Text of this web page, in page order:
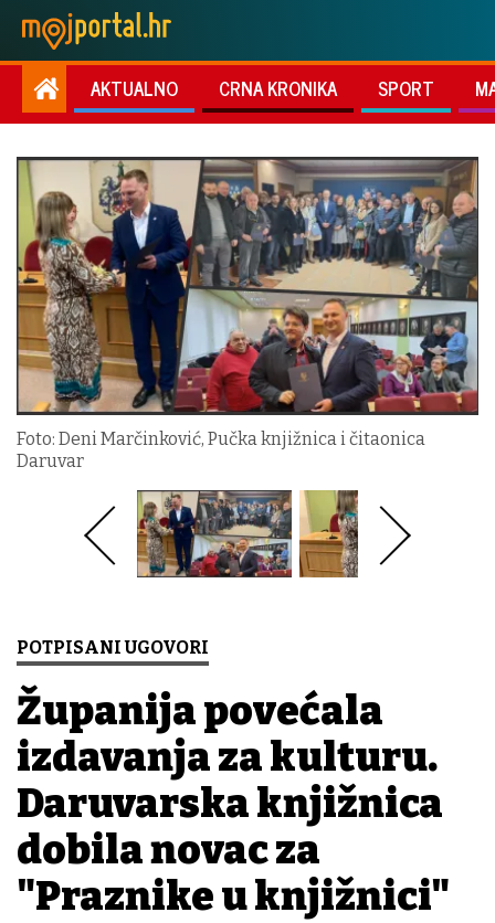
AKTUALNO CRNA KRONIKA SPORT
Foto: Deni Marčinković, Pučka knjižnica i čitaonica
Daruvar
POTPISANI UGOVORI
Županija povećala
izdavanja za kulturu.
Daruvarska knjižnica
dobila novac za
"Praznike u knjižnici"